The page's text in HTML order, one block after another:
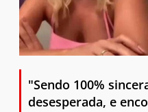
"Sendo 100%
desesperada, e